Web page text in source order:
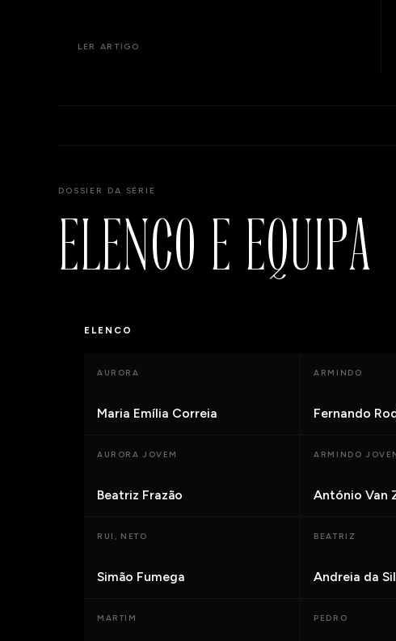
LER ARTIGO
DOSSIER DA SÉRIE
ELENCO E EQUIPA
ELENCO
AURORA
Maria Emília Correia
ARMINDO
Fernando
AURORA JOVEM
Beatriz Frazão
ARMINDO
António Van
RUI, NETO
Simão Fumega
BEATRIZ
Andreia da
MARTIM PEDRO